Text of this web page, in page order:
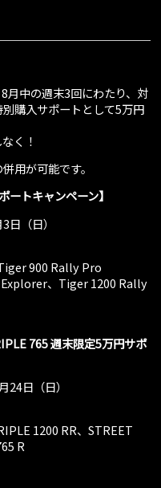
月中の週末3回にわたり、対
購入サポートとして5万円
く！
用が可能です。
ートキャンペーン】
日（日）
900 Rally Pro
、Tiger 1200 Rally
765 週末限定5万円サポ
24日（日）
1200 RR、STREET
R